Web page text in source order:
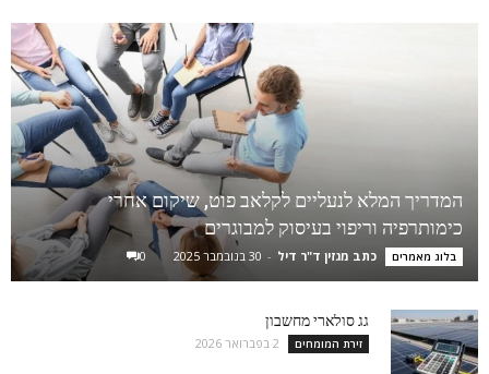
המדריך המלא לנעליים לקלאב פוט, שיקום אחרי
כימותרפיה וריפוי בעיסוק למבוגרים
בלוג מאמרים כתב מגזין ד"ר דיל - 30 בנובמבר 2025 0
גג סולארי מחשבון
זירת המומחים 2 בפברואר 2026